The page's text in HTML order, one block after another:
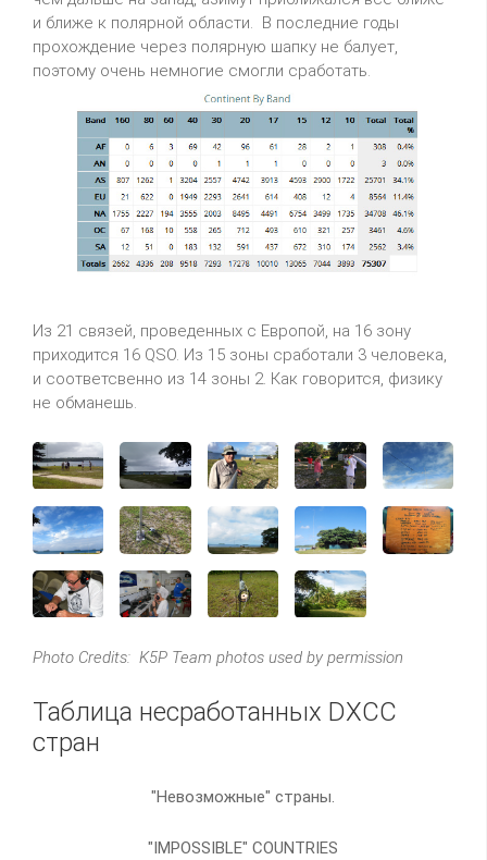
и ближе к полярной области. В последние годы
прохождение через полярную шапку не балует,
поэтому очень немногие смогли сработать.
Из 21 связей, проведенных с Европой, на 16 зону
приходится 16 QSO. Из 15 зоны сработали 3 человека,
и соответсвенно из 14 зоны 2. Как говорится, физику
не обманешь.
Photo Credits: K5P Team photos used by permission
Таблица несработанных DXCC
стран
"Невозможные" страны.
"IMPOSSIBLE" COUNTRIES